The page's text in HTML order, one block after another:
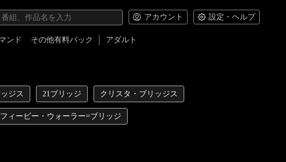
アカウント 設定・ヘルプ
ンド その他有料パック アダルト
ジス 21ブリッジ クリスタ・ブリッジス
フィービー・ウォーラー=ブリッジ